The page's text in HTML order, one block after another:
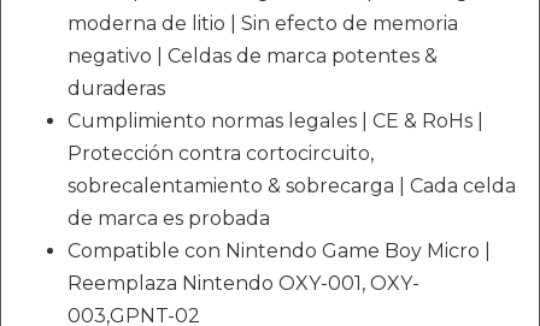
moderna de litio | Sin efecto de memoria
negativo | Celdas de marca potentes &
duraderas
Cumplimiento normas legales | CE & RoHs |
Protección contra cortocircuito,
sobrecalentamiento & sobrecarga | Cada celda
de marca es probada
Compatible con Nintendo Game Boy Micro |
Reemplaza Nintendo OXY-001, OXY-
003,GPNT-02